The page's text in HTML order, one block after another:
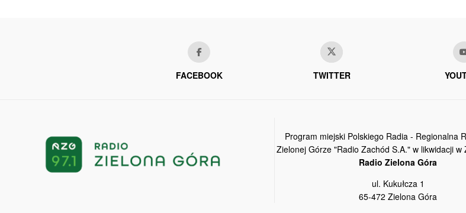
FACEBOOK TWITTER
Program miejski Polskiego Radia - Regionalna
Zielonej Górze "Radio Zachód S.A." w likwidacji w
Radio Zielona Góra
ul. Kukułcza 1
65-472 Zielona Góra